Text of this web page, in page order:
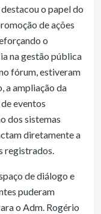
o papel do
de ações
o
na gestão pública
fórum, estiveram
a ampliação da
eventos
dos sistemas
diretamente a
registrados.
de diálogo e
puderam
o Adm. Rogério